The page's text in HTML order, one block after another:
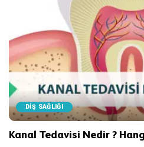
DİŞ SAĞLIĞI
Kanal Tedavisi Nedir ?